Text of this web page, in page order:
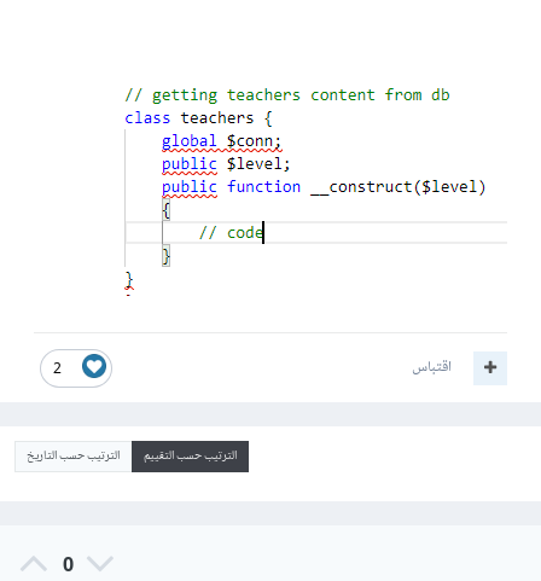
2 اقتباس
الترتيب حسب التقييم الترتيب حسب التاريخ
0